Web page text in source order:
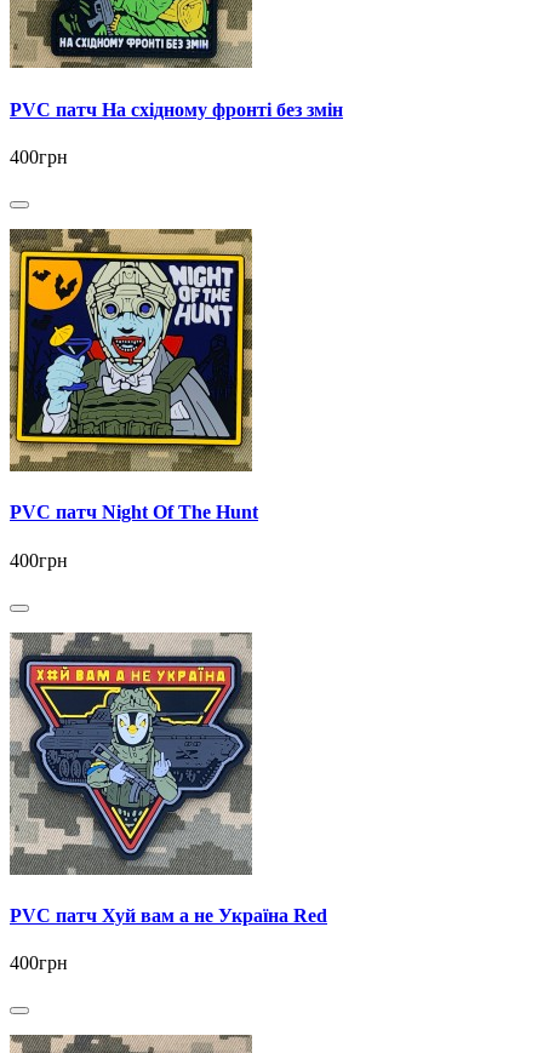
PVC патч На східному фронті без змін
400грн
PVC патч Night Of The Hunt
400грн
PVC патч Хуй вам а не Україна Red
400грн